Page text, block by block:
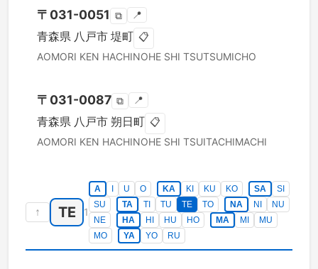
〒 031-0051 ⧉ 📍
青森県 八戸市 堤町 📋
AOMORI KEN HACHINOHE SHI TSUTSUMICHO
〒 031-0087 ⧉ 📍
青森県 八戸市 朔日町 📋
AOMORI KEN HACHINOHE SHI TSUITACHIMACHI
↑ TE 1
A U O KA KI KU KO SA
SI
SU
TA TI TU TE TO NA NI
NU
NE
HA HI HU HO MA MI
MU
MO
YA YO RU